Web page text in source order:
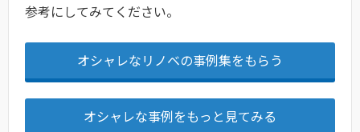
参考にしてみてください。
オシャレなリノベの事例集をもらう
オシャレな事例をもっと見てみる